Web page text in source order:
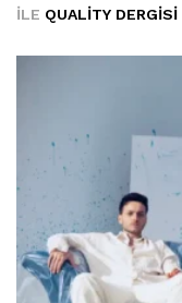
İLE QUALITY DERGISI